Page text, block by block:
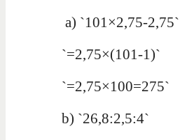
a) `101×2,75-2,75`
`=2,75×(101-1)`
`=2,75×100=275`
b) `26,8:2,5:4`